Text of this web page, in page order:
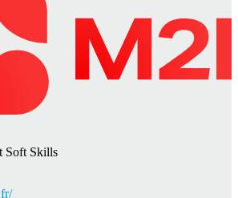
Soft Skills